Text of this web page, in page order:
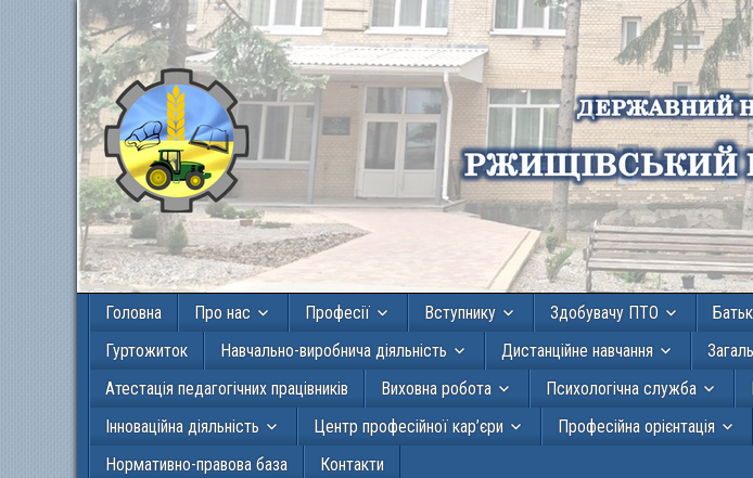
Головна Про нас Професії Вступнику Здобувачу ПТО
Гуртожиток
Навчально-виробнича діяльність Дистанційне навчання
Атестація педагогічних працівників
Виховна робота Психологічна служба
Інноваційна діяльність
Центр професійної кар’єри Професійна орієнтація
Нормативно-правова база
Контакти